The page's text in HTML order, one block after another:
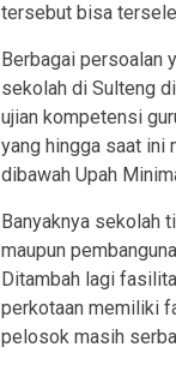
tersebut bisa
Berbagai persoalan
sekolah di Sulteng
ujian kompetensi
yang hingga saat ini
dibawah Upah
Banyaknya sekolah
maupun
Ditambah lagi
perkotaan memiliki
pelosok masih